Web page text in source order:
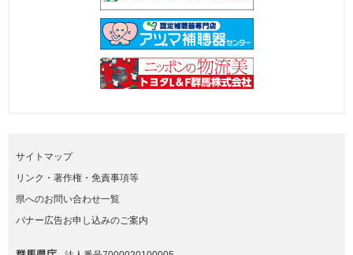
サイトマップ
リンク・著作権・免責事項等
県へのお問い合わせ一覧
バナー広告お申し込みのご案内